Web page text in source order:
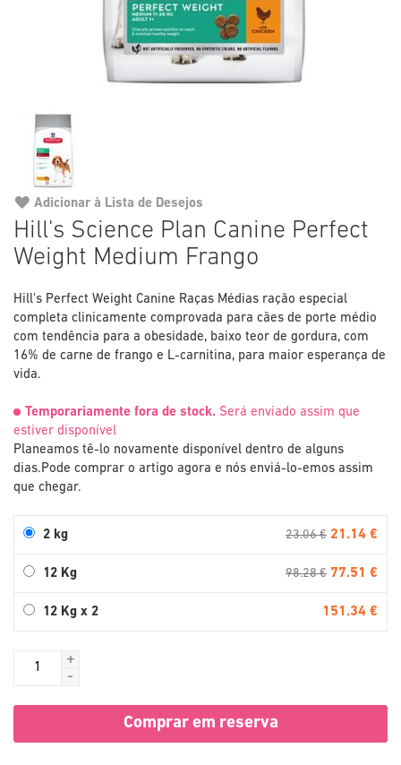
Hill's Science Plan Canine Perfect
Weight Medium Frango
Hill's Perfect Weight Canine Raças Médias ração especial
completa clinicamente comprovada para cães de porte médio
com tendência para a obesidade, baixo teor de gordura, com
16% de carne de frango e L-carnitina, para maior esperança de
vida.
Temporariamente fora de stock. Será enviado assim que
estiver disponível
Planeamos tê-lo novamente disponível dentro de alguns
dias.Pode comprar o artigo agora e nós enviá-lo-emos assim
que chegar.
2 kg 23.06 € 21.14 €
12 Kg 98.28 € 77.51 €
12 Kg x 2 151.34 €
+
-
Comprar em reserva
Adicionar à Lista de Desejos
para
o
Galeria
de
imagens